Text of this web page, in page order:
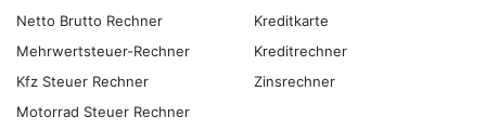
Netto Brutto Rechner
Mehrwertsteuer-Rechner
Kfz Steuer Rechner
Motorrad Steuer Rechner
Kreditkarte
Kreditrechner
Zinsrechner